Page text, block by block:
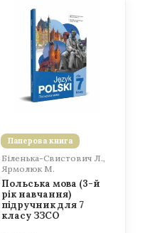
Паперова книга
Біленька-Свистович Л.,
Ярмолюк М.
Польська мова (3-й
рік навчання)
підручник для 7
класу ЗЗСО